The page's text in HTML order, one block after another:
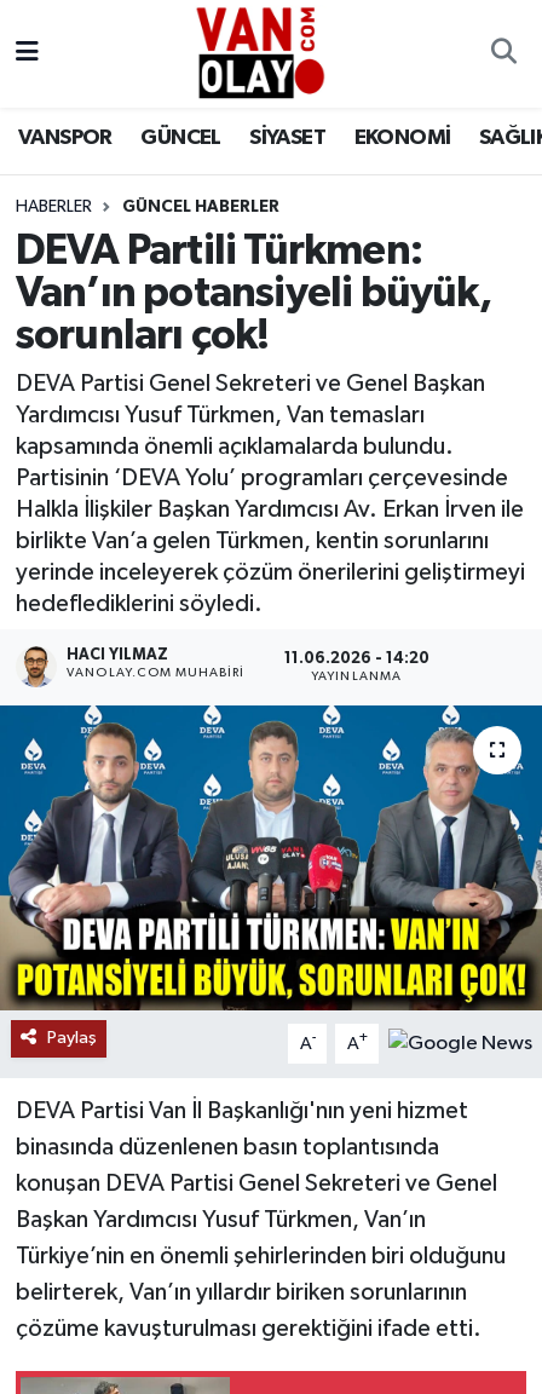
VANSPOR GÜNCEL SİYASET EKONOMİ
HABERLER GÜNCEL HABERLER
DEVA Partili Türkmen:
Van’ın potansiyeli büyük,
sorunları çok!
DEVA Partisi Genel Sekreteri ve Genel Başkan
Yardımcısı Yusuf Türkmen, Van temasları
kapsamında önemli açıklamalarda bulundu.
Partisinin ‘DEVA Yolu’ programları çerçevesinde
Halkla İlişkiler Başkan Yardımcısı Av. Erkan İrven ile
birlikte Van’a gelen Türkmen, kentin sorunlarını
yerinde inceleyerek çözüm önerilerini geliştirmeyi
hedeflediklerini söyledi.
HACI YILMAZ
VANOLAY.COM MUHABIRI
11.06.2026 - 14:20
YAYINLANMA
Paylaş A- A+
DEVA Partisi Van İl Başkanlığı'nın yeni hizmet
binasında düzenlenen basın toplantısında
konuşan DEVA Partisi Genel Sekreteri ve Genel
Başkan Yardımcısı Yusuf Türkmen, Van’ın
Türkiye’nin en önemli şehirlerinden biri olduğunu
belirterek, Van’ın yıllardır biriken sorunlarının
çözüme kavuşturulması gerektiğini ifade etti.
Siyaset
Ekonomi
Sağlık
Dünya
RESMİ İLANLAR
Van Nöbetçi Eczaneler
Van Namaz Vakitleri
Van Trafik Yoğunluk Haritası
Süper Lig Puan Durumu ve Fikstür
Son Dakika Haberleri
Haber Arşivi